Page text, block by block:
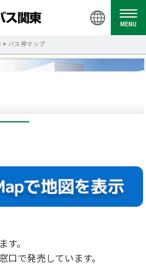
MENU
> バス停マップ
。
で発売しています。